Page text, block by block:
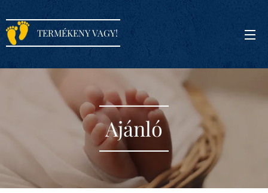
TERMÉKENY VAGY!
Ajánló